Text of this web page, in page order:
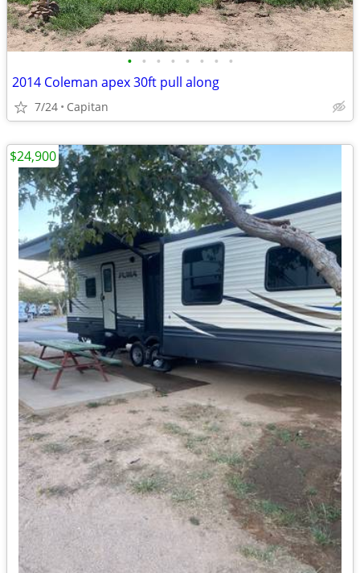
• • • • • • • •
2014 Coleman apex 30ft pull along
7/24 Capitan
$24,900